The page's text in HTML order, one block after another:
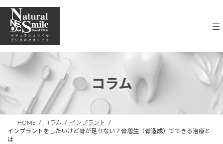
ツ
へ
ッ
プ
シ
ョ
移
動
コラム
HOME コラム
インプラント
インプラントをしたいけど骨が足りない？骨増生（骨造成）でできる治療と
は